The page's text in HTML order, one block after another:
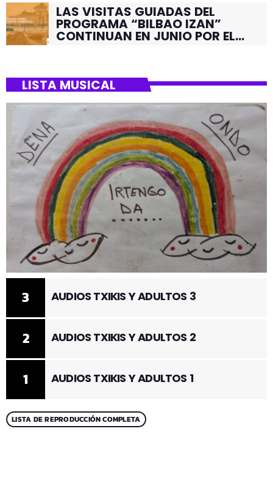
LAS VISITAS GUIADAS DEL
PROGRAMA “BILBAO IZAN”
CONTINUAN EN JUNIO POR EL
LISTA MUSICAL
1 AUDIOS TXIKIS Y ADULTOS 1
2 AUDIOS TXIKIS Y ADULTOS 2
3 AUDIOS TXIKIS Y ADULTOS 3
LISTA DE REPRODUCCIÓN COMPLETA